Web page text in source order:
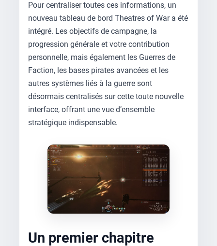
Pour centraliser toutes ces informations, un
nouveau tableau de bord Theatres of War a été
intégré. Les objectifs de campagne, la
progression générale et votre contribution
personnelle, mais également les Guerres de
Faction, les bases pirates avancées et les
autres systèmes liés à la guerre sont
désormais centralisés sur cette toute nouvelle
interface, offrant une vue d’ensemble
stratégique indispensable.
Un premier chapitre